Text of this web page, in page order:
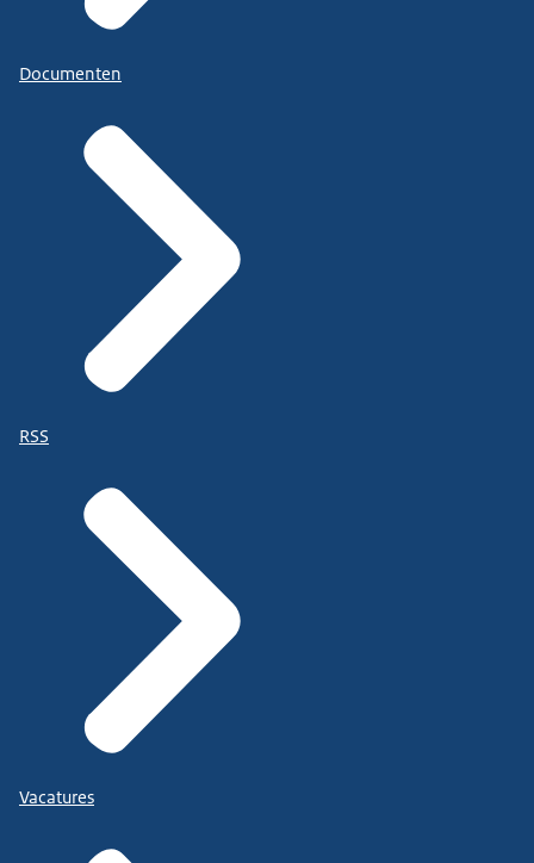
Documenten
RSS
Vacatures